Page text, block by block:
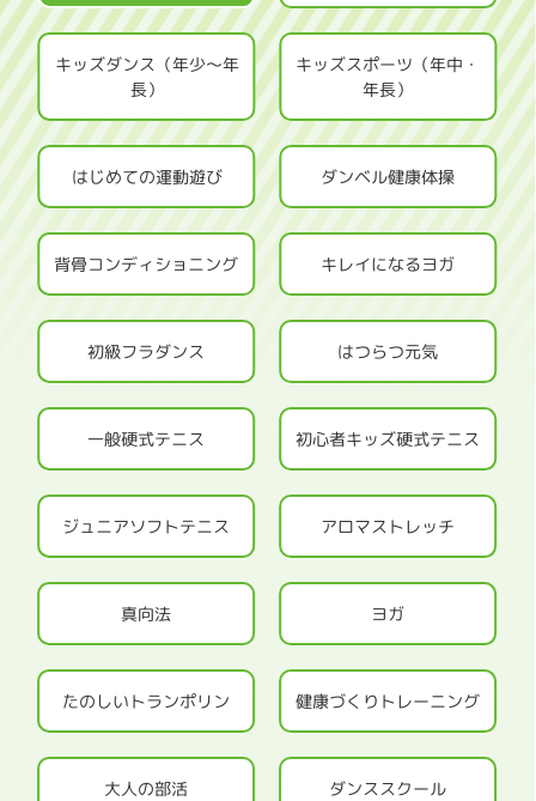
キッズダンス（年少～年
長）
キッズスポーツ（年中・
年長）
はじめての運動遊び ダンベル健康体操
背骨コンディショニング キレイになるヨガ
初級フラダンス はつらつ元気
一般硬式テニス 初心者キッズ硬式テニス
ジュニアソフトテニス アロマストレッチ
真向法 ヨガ
たのしいトランポリン 健康づくりトレーニング
大人の部活 ダンススクール